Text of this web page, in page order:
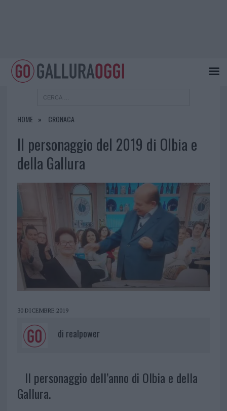
HOME CRONACA
Il personaggio del 2019 di Olbia e
della Gallura
30 DICEMBRE 2019
di realpower
Il personaggio dell’anno di Olbia e della
Gallura.